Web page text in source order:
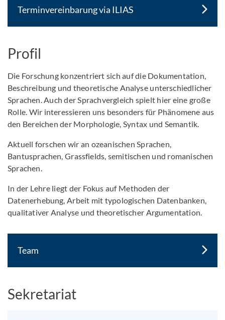
Terminvereinbarung via ILIAS
Profil
Die Forschung konzentriert sich auf die Dokumentation,
Beschreibung und theoretische Analyse unterschiedlicher
Sprachen. Auch der Sprachvergleich spielt hier eine große
Rolle. Wir interessieren uns besonders für Phänomene aus
den Bereichen der Morphologie, Syntax und Semantik.
Aktuell forschen wir an ozeanischen Sprachen,
Bantusprachen, Grassfields, semitischen und romanischen
Sprachen.
In der Lehre liegt der Fokus auf Methoden der
Datenerhebung, Arbeit mit typologischen Datenbanken,
qualitativer Analyse und theoretischer Argumentation.
Team
Sekretariat